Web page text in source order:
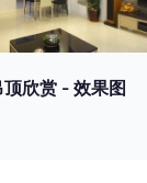
欣赏 - 效果图